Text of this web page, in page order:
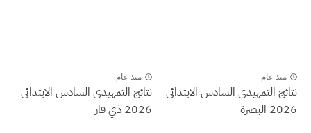
منذ عام
نتائج التمهيدي السادس الابتدائي
2026 البصرة
منذ عام
نتائج التمهيدي السادس الابتدائي
2026 ذي قار